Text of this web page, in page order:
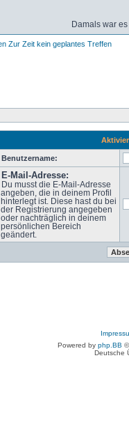
Damals war
Zur Zeit kein geplantes Treffen
Benutzername:
E-Mail-Adresse:
Du musst die E-Mail-Adresse
angeben, die in deinem Profil
hinterlegt ist. Diese hast du bei
der Registrierung angegeben
oder nachträglich in deinem
persönlichen Bereich
geändert.
Powered by php.BB
Deutsche